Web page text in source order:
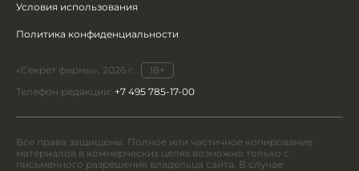
Условия использования
Политика конфиденциальности
«Секрет фирмы», 2026 г.
18+
Телефон редакции: +7 495 785-17-00
Все права защищены. Полное или частичное копирование
материалов в коммерческих целях возможно только с
письменного разрешения владельца сайта. В случае